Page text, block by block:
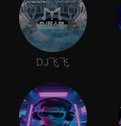
DJ飞飞